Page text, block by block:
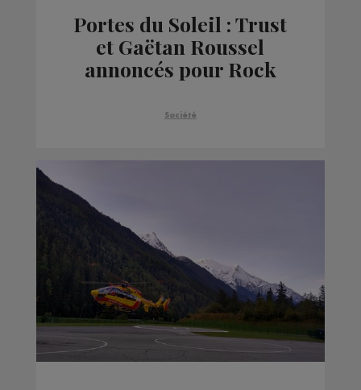
Portes du Soleil : Trust
et Gaëtan Roussel
annoncés pour Rock
Société